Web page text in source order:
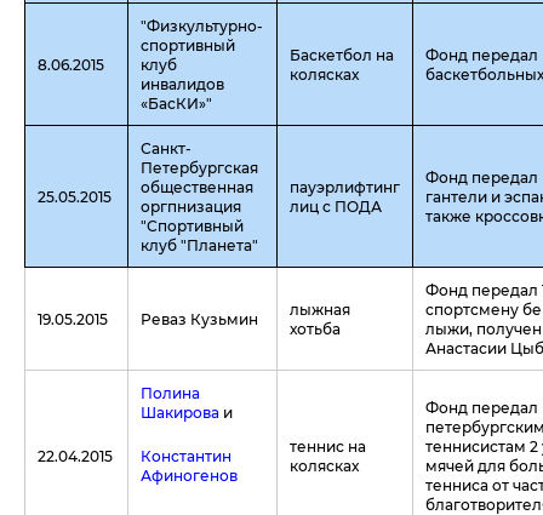
8.06.2015
"Физкультурно-
спортивный
клуб
инвалидов
«БасКИ»"
Баскетбол на
колясках
Фонд передал
25.05.2015
Санкт-
Петербургская
общественная
оргпнизация
"Спортивный
клуб "Планета"
пауэрлифтинг
лиц с ПОДА
Фонд передал
гантели и
также
19.05.2015 Реваз Кузьмин
лыжная
хотьба
Фонд передал
спортсмену
лыжи,
Анастасии
22.04.2015
Полина
Шакирова и
Константин
Афиногенов
теннис на
колясках
Фонд передал
теннисистам 2
мячей для
тенниса от